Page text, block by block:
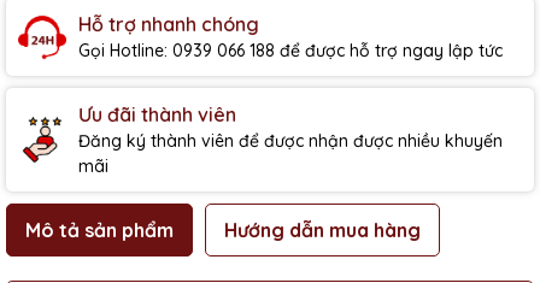
Hỗ trợ nhanh chóng
Gọi Hotline: 0939 066 188 để được hỗ trợ ngay lập tức
Ưu đãi thành viên
Đăng ký thành viên để được nhận được nhiều khuyến
mãi
Mô tả sản phẩm Hướng dẫn mua hàng